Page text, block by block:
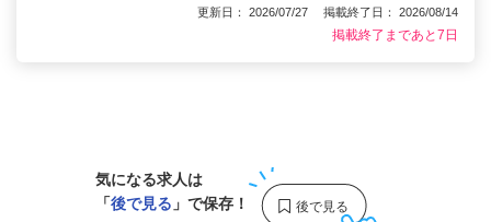
更新日： 2026/07/27 掲載終了日： 2026/08/14
掲載終了まであと7日
気になる求人は
「後で見る 」で保存！